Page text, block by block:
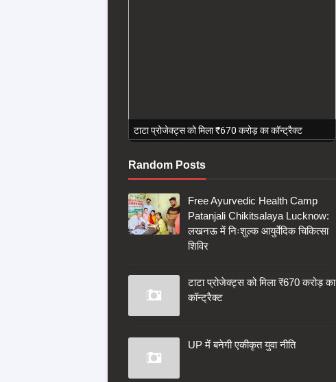
टाटा प्रोजेक्ट्स को मिला ₹670 करोड़ का कॉन्ट्रैक्ट
Random Posts
Free Ayurvedic Health Camp
Patanjali Chikitsalaya Lucknow:
लखनऊ में निःशुल्क आयुर्वेदिक चिकित्सा
शिविर
टाटा प्रोजेक्ट्स को मिला ₹670 करोड़ का
कॉन्ट्रैक्ट
UP में बनेगी एकीकृत युवा नीति